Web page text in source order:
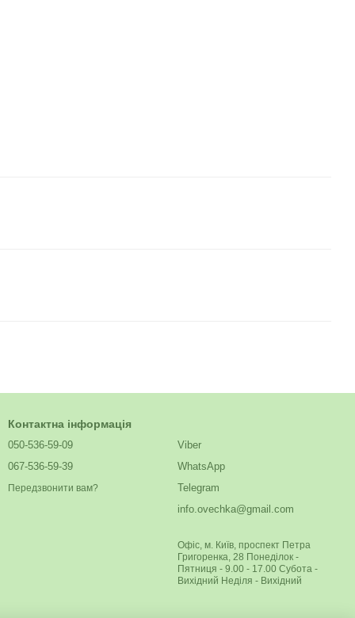
Контактна інформація
050-536-59-09
067-536-59-39
Передзвонити вам?
Viber
WhatsApp
Telegram
info.ovechka@gmail.com
Офіс, м. Київ, проспект Петра
Григоренка, 28 Понеділок -
Пятниця - 9.00 - 17.00 Субота -
Вихідний Неділя - Вихідний